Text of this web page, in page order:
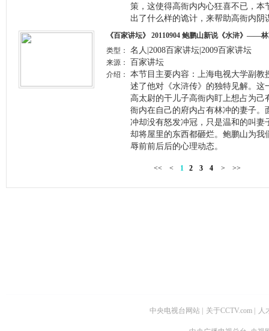
策，这使得高衙内内心狂喜不已，本
出了什么样的诡计，来帮助高衙内阴
《百家讲坛》 20110904 鲍鹏山新说《水浒》——
类型：
名人|2008百家讲坛|2009百家讲坛
来源： 百家讲坛
介绍：
本节目主要内容：上海电视大学副教
述了他对《水浒传》的独特见解。这
高太尉的干儿子高衙内盯上想占为己
衙内在自己的府内占有林冲的妻子。
冲却没有怒发冲冠，只是温和的叫妻
却将屋里的东西都砸烂。鲍鹏山为我
辱前前后后的心理动态。
<< < 1 2 3 4 > >>
中央电视台网站 关于CCTV.com 人